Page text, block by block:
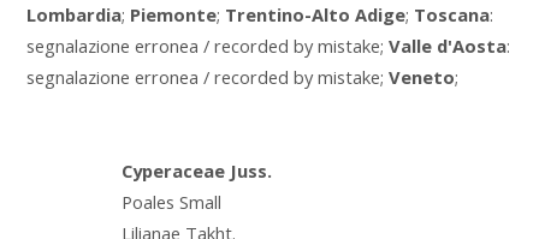
Lombardia; Piemonte; Trentino-Alto Adige; Toscana:
segnalazione erronea / recorded by mistake;Valle d'Aosta:
segnalazione erronea / recorded by mistake;Veneto;
Cyperaceae Juss.
Poales Small
Lilianae Takht.